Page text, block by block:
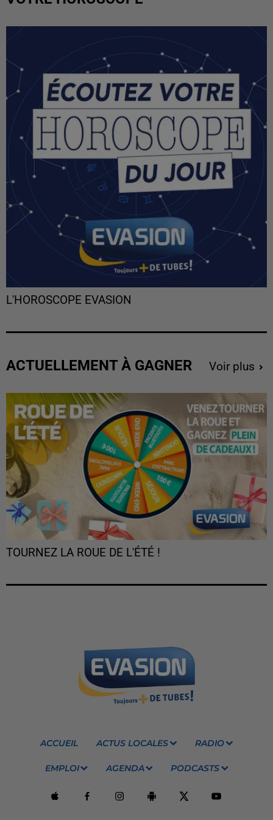
L'HOROSCOPE EVASION
ACTUELLEMENT À GAGNER Voir plus
TOURNEZ LA ROUE DE L'ÉTÉ !
ACCUEIL ACTUS LOCALES RADIO
EMPLOI AGENDA PODCASTS